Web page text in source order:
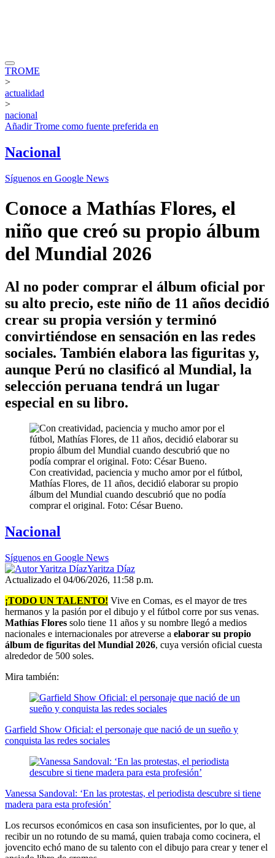
TROME
>
actualidad
>
nacional
AñadirTrome como fuente preferida en
Nacional
Síguenos en Google News
Conoce a Mathías Flores, el
niño que creó su propio álbum
del Mundial 2026
Al no poder comprar el álbum oficial por
su alto precio, este niño de 11 años decidió
crear su propia versión y terminó
convirtiéndose en sensación en las redes
sociales. También elabora las figuritas y,
aunque Perú no clasificó al Mundial, la
selección peruana tendrá un lugar
especial en su libro.
Con creatividad, paciencia y mucho amor por el fútbol,
Mathías Flores, de 11 años, decidió elaborar su propio
álbum del Mundial cuando descubrió que no podía
comprar el original. Foto: César Bueno.
Nacional
Síguenos en Google News
Yaritza Díaz
Actualizado el 04/06/2026, 11:58 p.m.
¡TODO UN TALENTO! Vive en Comas, es el mayor de tres
hermanos y la pasión por el dibujo y el fútbol corre por sus venas.
Mathías Flores solo tiene 11 años y su nombre llegó a medios
nacionales e internacionales por atreverse a elaborar su propio
álbum de figuritas del Mundial 2026, cuya versión oficial cuesta
alrededor de 500 soles.
Mira también:
Garfield Show Oficial: el personaje que nació de un sueño y
conquista las redes sociales
Vanessa Sandoval: ‘En las protestas, el periodista descubre si tiene
madera para esta profesión’
Los recursos económicos en casa son insuficientes, por lo que, al
recibir un no rotundo de su mamá, quien trabaja como cocinera, el
jovencito echó mano de su talento con el dibujo para crear y tener el